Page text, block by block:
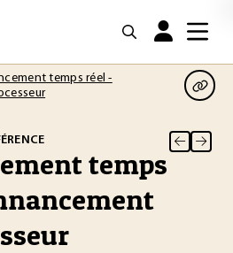
temps réel -
temps